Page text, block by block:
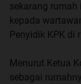
sekarang
kepada
Penyidik KPK di
Menurut Ketua
sebagai